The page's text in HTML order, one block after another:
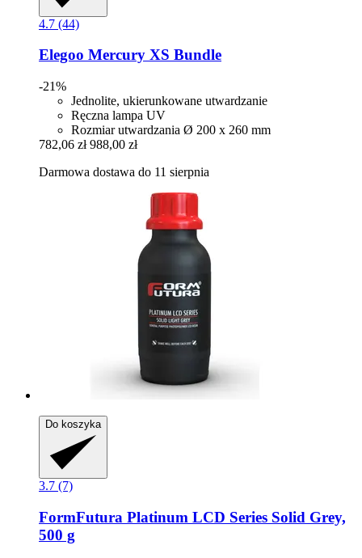
4.7 (44)
Elegoo Mercury XS Bundle
-21%
Jednolite, ukierunkowane utwardzanie
Ręczna lampa UV
Rozmiar utwardzania Ø 200 x 260 mm
782,06 zł 988,00 zł
Darmowa dostawa do 11 sierpnia
Do koszyka
3.7 (7)
FormFutura Platinum LCD Series Solid Grey,
500 g